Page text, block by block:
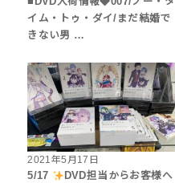
イム・トゥ・ダイ/まだ結婚で
きない男 …
2021年5月17日
5/17
DVD担当からお客様へ